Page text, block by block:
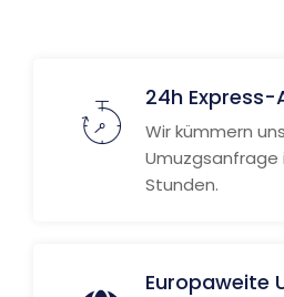
24h
Wir kümmern
Umuzgsanfrage
Stunden.
Europaweite